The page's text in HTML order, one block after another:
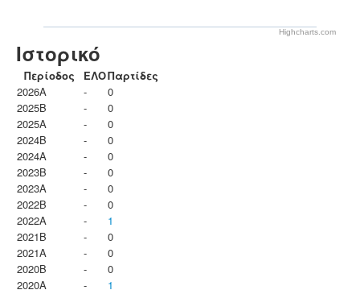
Highcharts.com
Ιστορικό
Περίοδος ΕΛΟΠαρτίδες
2026A
-
0
2025B
-
0
2025A
-
0
2024B
-
0
2024A
-
0
2023B
-
0
2023Α
-
0
2022B
-
0
2022A
-
1
2021B
-
0
2021A
-
0
2020B
-
0
2020A
- 1